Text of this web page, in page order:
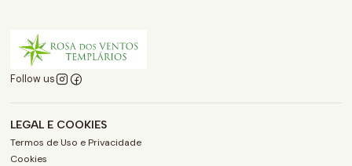
Follow us
LEGAL E COOKIES
Termos de Uso e Privacidade
Cookies